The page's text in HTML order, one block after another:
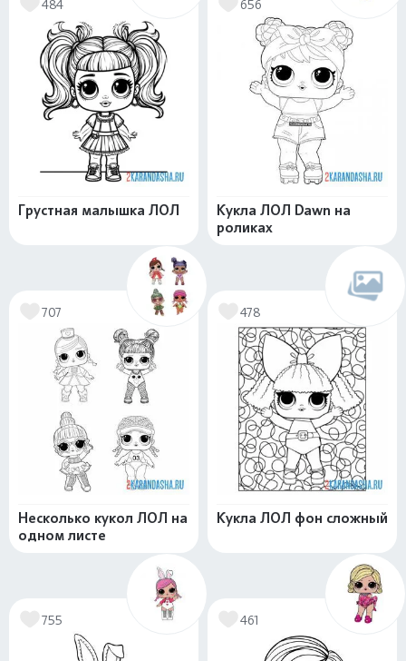
484
Грустная малышка ЛОЛ
656
Кукла ЛОЛ Dawn на
роликах
707
Несколько кукол ЛОЛ на
одном листе
478
Кукла ЛОЛ фон сложный
755 461